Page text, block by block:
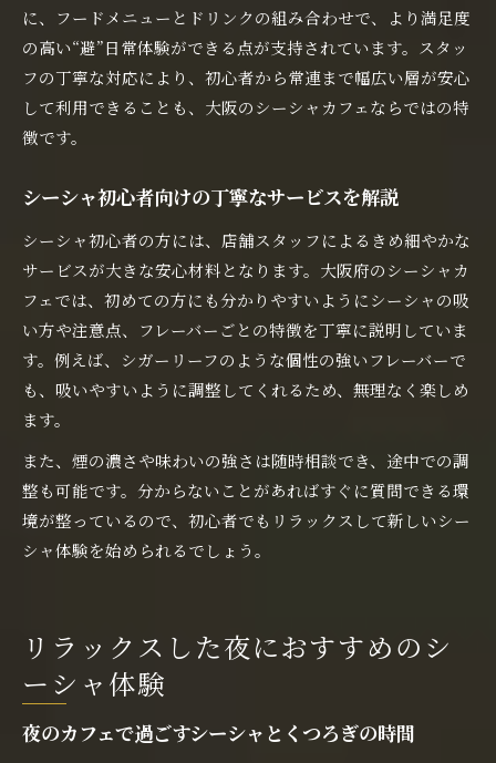
に、フードメニューとドリンクの組み合わせで、より満足度
の高い“避”日常体験ができる点が支持されています。スタッ
フの丁寧な対応により、初心者から常連まで幅広い層が安心
して利用できることも、大阪のシーシャカフェならではの特
徴です。
シーシャ初心者向けの丁寧なサービスを解説
シーシャ初心者の方には、店舗スタッフによるきめ細やかな
サービスが大きな安心材料となります。大阪府のシーシャカ
フェでは、初めての方にも分かりやすいようにシーシャの吸
い方や注意点、フレーバーごとの特徴を丁寧に説明していま
す。例えば、シガーリーフのような個性の強いフレーバーで
も、吸いやすいように調整してくれるため、無理なく楽しめ
ます。
また、煙の濃さや味わいの強さは随時相談でき、途中での調
整も可能です。分からないことがあればすぐに質問できる環
境が整っているので、初心者でもリラックスして新しいシー
シャ体験を始められるでしょう。
リラックスした夜におすすめのシ
ーシャ体験
夜のカフェで過ごすシーシャとくつろぎの時間